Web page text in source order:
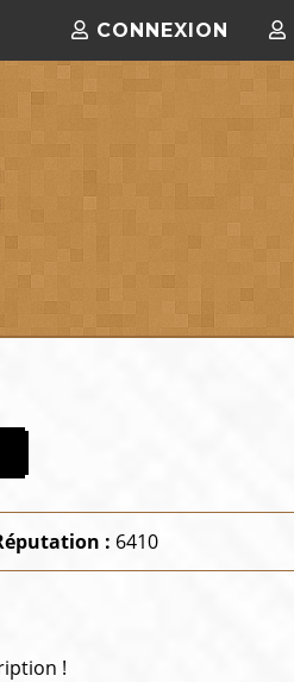
CONNEXION
: 6410
!